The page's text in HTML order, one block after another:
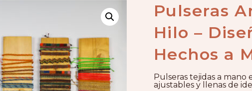
Pulseras
Hilo –
Hechos a
Pulseras tejidas a mano
ajustables y llenas de